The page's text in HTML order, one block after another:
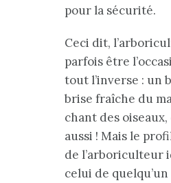
pour la sécurité.
Ceci dit,
parfois être
tout l’inverse : un
brise fraîche du
chant des
aussi ! Mais le
de l’arboriculteur
celui de